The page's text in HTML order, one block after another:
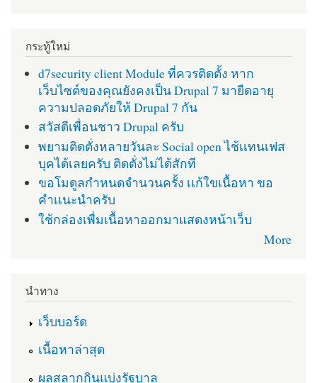
กระทู้ใหม่
d7security client Module ที่ควรติดตั้ง หาก
เว็บไซต์ของคุณยังคงเป็น Drupal 7 มายืดอายุ
ความปลอดภัยให้ Drupal 7 กัน
สวัสดีเพื่อนชาว Drupal ครับ
พยามติดตั่งหลายวันละ Social open ไช้เเทนเฟส
บุคได้เลยครับ ติดตั่งไม่ได้สักที
ขอโมดูลกำหนดจำนวนครั้ง เเก้ใขเนื้อหา ขอ
คำเเนะนำครับ
ใช้กล่องเพื่มเนื้อหาออกมาแสดงหน้าเว็บ
More
นำทาง
เว็บบอร์ด
เนื้อหาล่าสุด
ผลสลากกินแบ่งรัฐบาล